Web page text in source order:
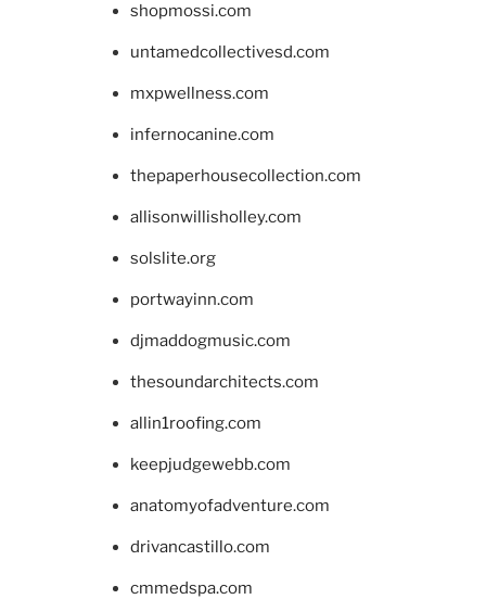
shopmossi.com
untamedcollectivesd.com
mxpwellness.com
infernocanine.com
thepaperhousecollection.com
allisonwillisholley.com
solslite.org
portwayinn.com
djmaddogmusic.com
thesoundarchitects.com
allin1roofing.com
keepjudgewebb.com
anatomyofadventure.com
drivancastillo.com
cmmedspa.com